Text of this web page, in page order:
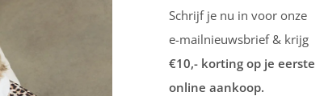
Schrijf je nu in voor onze
e-mailnieuwsbrief & krijg
€10,- korting op je eerste
online aankoop.